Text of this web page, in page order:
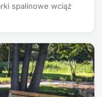
spalinowe wciąż